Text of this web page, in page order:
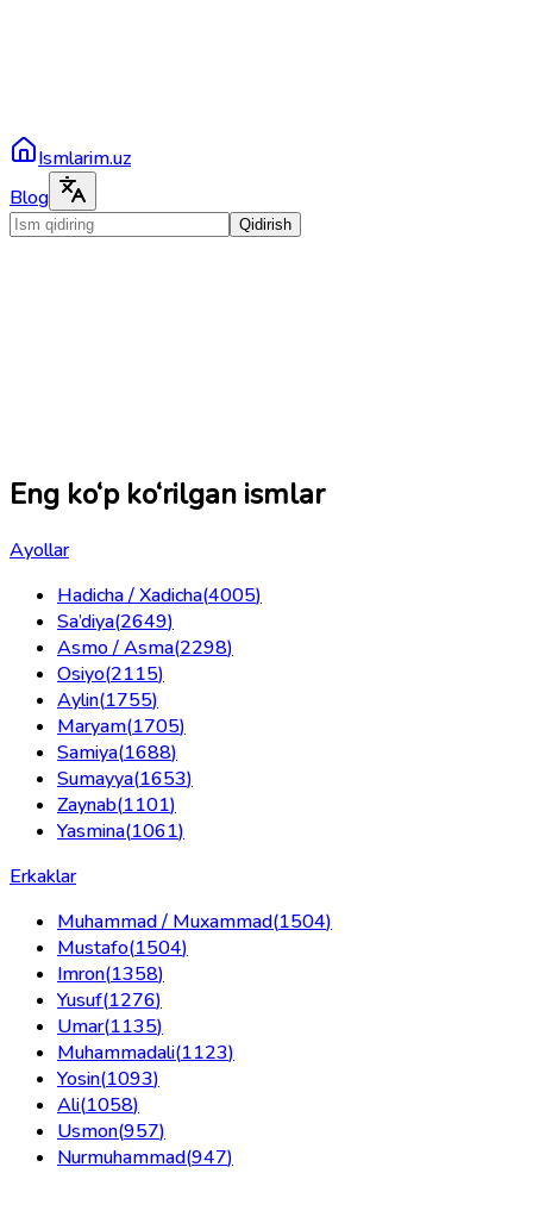
Ismlarim.uz
Blog
Qidirish
Eng ko‘p ko‘rilgan ismlar
Ayollar
Hadicha / Xadicha(4005)
Sa’diya(2649)
Asmo / Asma(2298)
Osiyo(2115)
Aylin(1755)
Maryam(1705)
Samiya(1688)
Sumayya(1653)
Zaynab(1101)
Yasmina(1061)
Erkaklar
Muhammad / Muxammad(1504)
Mustafo(1504)
Imron(1358)
Yusuf(1276)
Umar(1135)
Muhammadali(1123)
Yosin(1093)
Ali(1058)
Usmon(957)
Nurmuhammad(947)